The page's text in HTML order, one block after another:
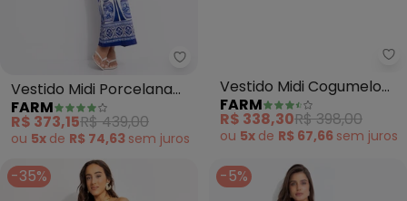
Farm - Vestido Midi Porcelana
Vestido Midi Porcelana
(Off White)
FARM
R$ 373,15R$ 439,00
ou 5x de R$ 74,63 sem juros
Vestido Midi Cogumelo
em Flor (Roxo)
FARM
R$ 338,30R$ 398,00
ou 5x de R$ 67,66 semjuros
-35% -5%